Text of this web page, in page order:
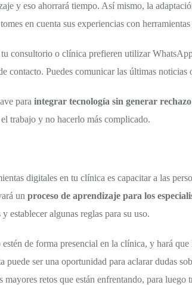
y eso ahorrará tiempo. Así mismo, la
en cuenta sus experiencias con
consultorio o clínica prefieren utilizar
contacto. Puedes comunicar las últimas
para integrar tecnología sin generar
trabajo y no hacerlo más complicado.
digitales en tu clínica es capacitar a las
un proceso de aprendizaje para los
establecer algunas reglas para su uso.
de forma presencial en la clínica, y hará que
puede ser una oportunidad para aclarar dudas
retos que están enfrentando, para luego